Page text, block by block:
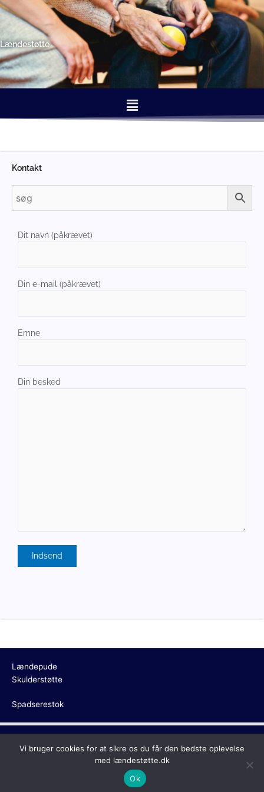
Gå
indholdet
Lændestøtte
Menu
Kontakt
Dit navn (påkrævet)
Din e-mail (påkrævet)
Emne
Din besked
Lændepude
Skulderstøtte
Spadserestok
Copyright © 2026Lændestøtte
Vi bruger cookies for at sikre os du får den bedste oplevelse
med lændestøtte.dk
Ok